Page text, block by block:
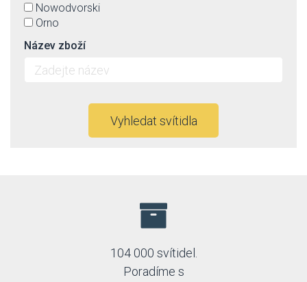
Nowodvorski
Orno
Paulmann
Rabalux
Reality
Název zboží
Vyhledat svítidla
104 000 svítidel.
Poradíme s